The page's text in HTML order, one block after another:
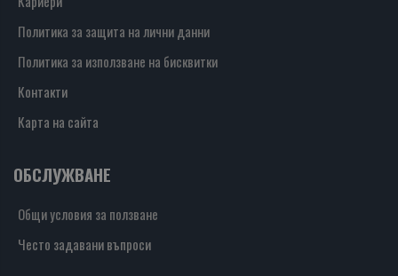
Политика за защита на лични данни
Политика за използване на бисквитки
Контакти
Карта на сайта
ОБСЛУЖВАНЕ
Общи условия за ползване
Често задавани въпроси